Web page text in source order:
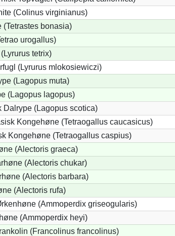
(Colinus virginianus)
(Tetrastes bonasia)
urogallus)
tetrix)
(Lyrurus mlokosiewiczi)
(Lagopus muta)
(Lagopus lagopus)
Dalrype (Lagopus scotica)
Kongehøne (Tetraogallus caucasicus)
Kongehøne (Tetraogallus caspius)
(Alectoris graeca)
(Alectoris chukar)
(Alectoris barbara)
(Alectoris rufa)
(Ammoperdix griseogularis)
(Ammoperdix heyi)
(Francolinus francolinus)